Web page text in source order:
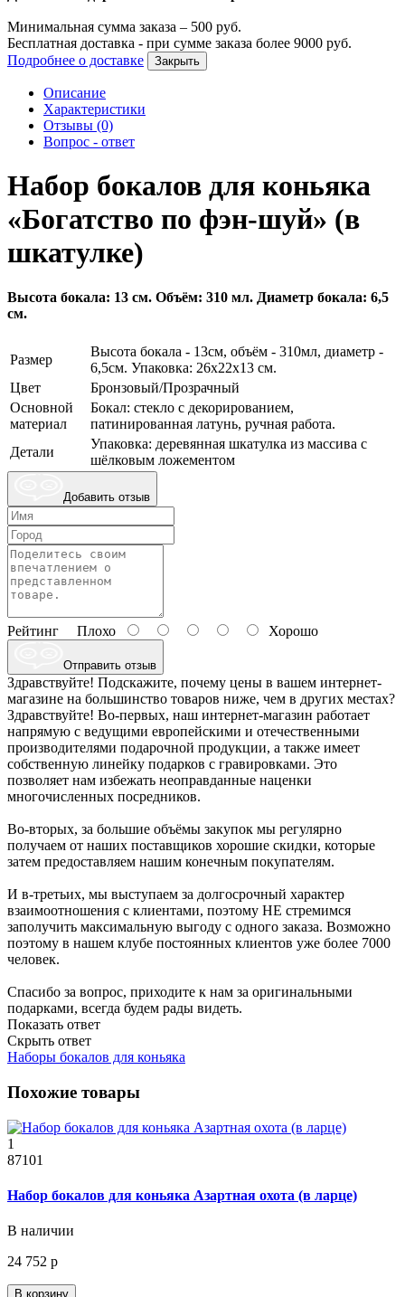
Минимальная сумма заказа – 500 руб.
Бесплатная доставка - при сумме заказа более 9000 руб.
Подробнее о доставке
Закрыть
Описание
Характеристики
Отзывы (0)
Вопрос - ответ
Набор бокалов для коньяка
«Богатство по фэн-шуй» (в
шкатулке)
Высота бокала: 13 см. Объём: 310 мл. Диаметр бокала: 6,5
см.
Размер
Высота бокала - 13см, объём - 310мл, диаметр -
6,5см. Упаковка: 26х22х13 см.
Цвет
Бронзовый/Прозрачный
Основной
материал
Бокал: стекло с декорированием,
патинированная латунь, ручная работа.
Детали
Упаковка: деревянная шкатулка из массива с
шёлковым ложементом
Добавить отзыв
Рейтинг Плохо Хорошо
Отправить отзыв
Здравствуйте! Подскажите, почему цены в вашем интернет-
магазине на большинство товаров ниже, чем в других местах?
Здравствуйте! Во-первых, наш интернет-магазин работает
напрямую с ведущими европейскими и отечественными
производителями подарочной продукции, а также имеет
собственную линейку подарков с гравировками. Это
позволяет нам избежать неоправданные наценки
многочисленных посредников.
Во-вторых, за большие объёмы закупок мы регулярно
получаем от наших поставщиков хорошие скидки, которые
затем предоставляем нашим конечным покупателям.
И в-третьих, мы выступаем за долгосрочный характер
взаимоотношения с клиентами, поэтому НЕ стремимся
заполучить максимальную выгоду с одного заказа. Возможно
поэтому в нашем клубе постоянных клиентов уже более 7000
человек.
Спасибо за вопрос, приходите к нам за оригинальными
подарками, всегда будем рады видеть.
Показать ответ
Скрыть ответ
Наборы бокалов для коньяка
Похожие товары
1
87101
Набор бокалов для коньяка Азартная охота (в ларце)
В наличии
24 752 р
В корзину